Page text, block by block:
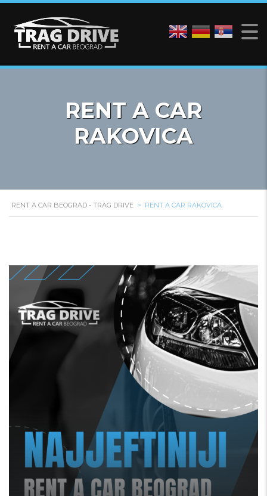
RENT A CAR
RAKOVICA
RENT A CAR BEOGRAD - TRAG DRIVE > RENT A CAR RAKOVICA